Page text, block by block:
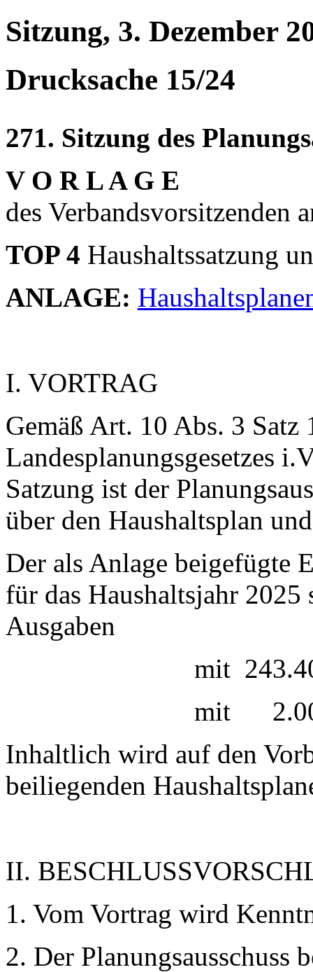
Sitzung, 3. Dezember
Drucksache 15/24
271. Sitzung des
V O R L A G E
des Verbandsvorsitzenden
TOP 4 Haushaltssatzung
ANLAGE:
I. VORTRAG
Gemäß Art. 10 Abs. 3 Satz
Landesplanungsgesetzes
Satzung ist der
über den Haushaltsplan
Der als Anlage beigefügte
für das Haushaltsjahr
Ausgaben
mit 243.400 € im
mit 2.000 € im
Inhaltlich wird auf den
beiliegenden
II.
1. Vom Vortrag wird
2. Der Planungsausschuss